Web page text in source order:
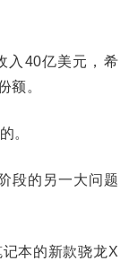
40亿美元，希
额。
。
的另一大问题
本的新款骁龙X